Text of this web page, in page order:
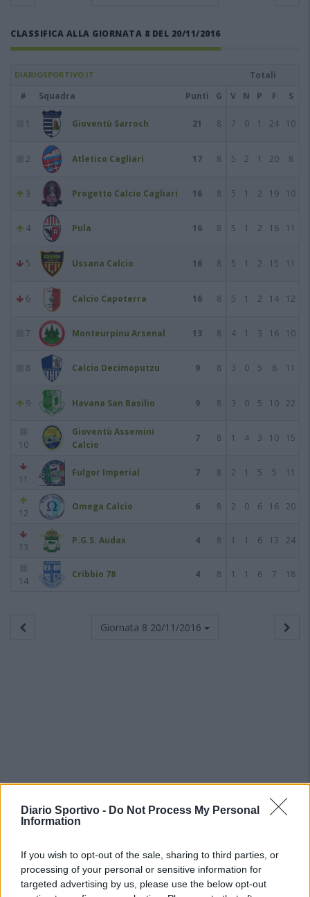
Diario Sportivo - Do Not Process My Personal
Information
If you wish to opt-out of the sale, sharing to third parties, or
processing of your personal or sensitive information for
targeted advertising by us, please use the below opt-out
CLASSIFICA ALLA GIORNATA 8 DEL 20/11/2016
DIARIOSPORTIVO.IT
Totali
#
Squadra Punti G V N P F S
1 Gioventù Sarroch 21 8 7 0 1 24 10
2 Atletico Cagliari 17 8 5 2 1 20 8
3 Progetto Calcio Cagliari 16 8 5 1 2 19 10
4 Pula 16 8 5 1 2 16 11
5 Ussana Calcio 16 8 5 1 2 15 11
6 Calcio Capoterra 16 8 5 1 2 14 12
7 Monteurpinu Arsenal 13 8 4 1 3 16 10
8 Calcio Decimoputzu 9 8 3 0 5 8 11
9 Havana San Basilio 9 8 3 0 5 10 22
10
Gioventù Assemini
Calcio
7 8 1 4 3 10 15
11
Fulgor Imperial 7 8 2 1 5 5 11
12
Omega Calcio 6 8 2 0 6 16 20
13
P.G.S. Audax 4 8 1 1 6 13 24
14
Cribbio 78 4 8 1 1 6 7 18
Giornata 8 20/11/2016